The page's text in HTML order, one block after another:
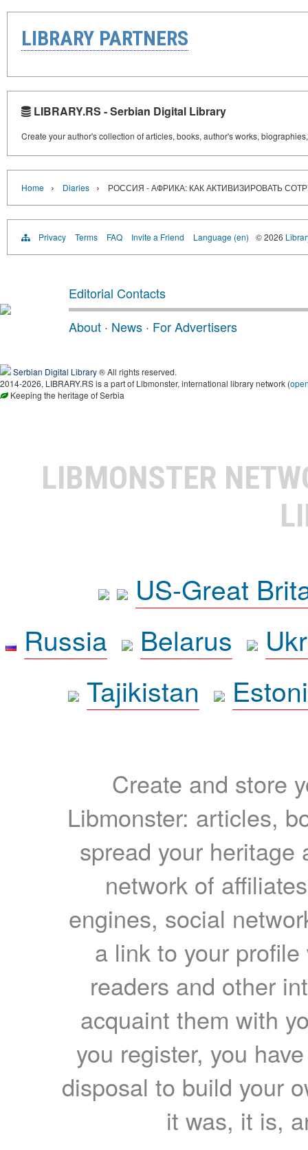
LIBRARY PARTNERS
LIBRARY.RS - Serbian Digital Library
Create your author's collection of articles, books, author's works,
Home › Diaries › РОССИЯ - АФРИКА: КАК АКТИВИЗИРОВАТЬ
Privacy Terms FAQ Invite a Friend Language (en) © 2026
Editorial Contacts
About · News · For Advertisers
Serbian Digital Library® All rights reserved.
2014-2026, LIBRARY.RS is a part of Libmonster, international library network (
Keeping the heritage of Serbia
LIBMONSTER
US-Great
Russia
Belarus
Tajikistan
Create and store
Libmonster: articles,
spread your heritage
network of
engines, social
a link to your
readers and other
acquaint them with
you register, you
disposal to build your
it was, it is,